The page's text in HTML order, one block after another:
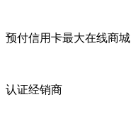
预付信用卡最大在线商城
认证经销商